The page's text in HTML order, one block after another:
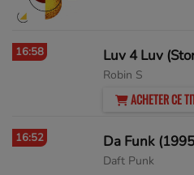
16:58 Luv 4 Luv
Robin S
ACHETER CE
16:52 Da Funk
Daft Punk